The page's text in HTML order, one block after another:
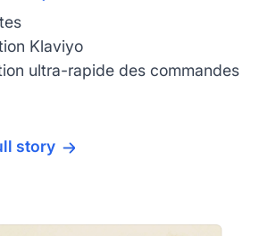
Klaviyo
ultra-rapide des commandes
story